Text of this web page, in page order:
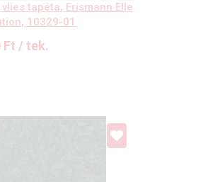
tapéta, Erismann Elle
10329-01
Ft / tek.